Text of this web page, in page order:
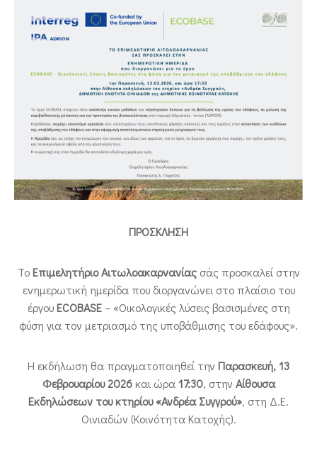
ΕΠΙΚΟΙΝΩΝΙΑ
ΠΡΟΣΚΛΗΣΗ
Το Επιμελητήριο Αιτωλοακαρνανίαςσάς προσκαλεί στην
ενημερωτική ημερίδα που διοργανώνει στο πλαίσιο του
έργου ECOBASE– «Οικολογικές λύσεις βασισμένες στη
φύση για τον μετριασμό της υποβάθμισης του εδάφους».
Η εκδήλωση θα πραγματοποιηθεί την Παρασκευή, 13
Φεβρουαρίου 2026και ώρα17:30, στην Αίθουσα
Εκδηλώσεων του κτηρίου «Ανδρέα Συγγρού», στη Δ.Ε.
Οινιαδών (Κοινότητα Κατοχής).